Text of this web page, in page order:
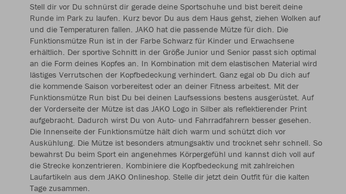
Stell dir vor Du schnürst dir gerade deine Sportschuhe und bist bereit deine
Runde im Park zu laufen. Kurz bevor Du aus dem Haus gehst, ziehen Wolken auf
und die Temperaturen fallen. JAKO hat die passende Mütze für dich. Die
Funktionsmütze Run ist in der Farbe Schwarz für Kinder und Erwachsene
erhältlich. Der sportive Schnitt in der Größe Junior und Senior passt sich optimal
an die Form deines Kopfes an. In Kombination mit dem elastischen Material wird
lästiges Verrutschen der Kopfbedeckung verhindert. Ganz egal ob Du dich auf
die kommende Saison vorbereitest oder an deiner Fitness arbeitest. Mit der
Funktionsmütze Run bist Du bei deinen Laufsessions bestens ausgerüstet. Auf
der Vorderseite der Mütze ist das JAKO Logo in Silber als reflektierender Print
aufgebracht. Dadurch wirst Du von Auto- und Fahrradfahrern besser gesehen.
Die Innenseite der Funktionsmütze hält dich warm und schützt dich vor
Auskühlung. Die Mütze ist besonders atmungsaktiv und trocknet sehr schnell. So
bewahrst Du beim Sport ein angenehmes Körpergefühl und kannst dich voll auf
die Strecke konzentrieren. Kombiniere die Kopfbedeckung mit zahlreichen
Laufartikeln aus dem JAKO Onlineshop. Stelle dir jetzt dein Outfit für die kalten
Tage zusammen.